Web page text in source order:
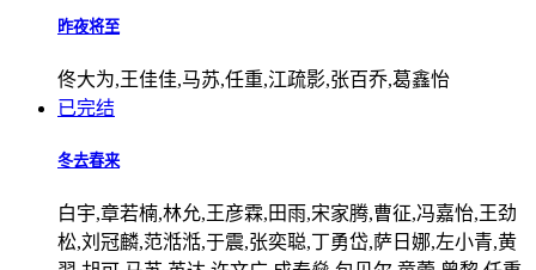
昨夜将至
佟大为,王佳佳,马苏,任重,江疏影,张百乔,葛鑫怡
已完结
冬去春来
白宇,章若楠,林允,王彦霖,田雨,宋家腾,曹征,冯嘉怡,王劲
松,刘冠麟,范湉湉,于震,张奕聪,丁勇岱,萨日娜,左小青,黄